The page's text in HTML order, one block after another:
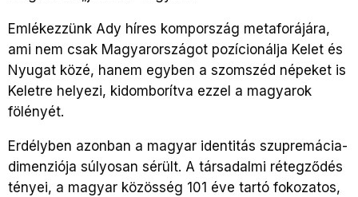
Emlékezzünk Ady híres kompország metaforájára,
ami nem csak Magyarországot pozícionálja Kelet és
Nyugat közé, hanem egyben a szomszéd népeket is
Keletre helyezi, kidomborítva ezzel a magyarok
fölényét.
Erdélyben azonban a magyar identitás szupremácia-
dimenziója súlyosan sérült. A társadalmi rétegződés
tényei, a magyar közösség 101 éve tartó fokozatos,